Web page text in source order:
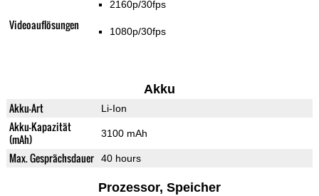
Videoauflösungen
2160p/30fps
1080p/30fps
Akku
Akku-Art Li-Ion
Akku-Kapazität
(mAh)
3100 mAh
Max. Gesprächsdauer 40 hours
Prozessor, Speicher